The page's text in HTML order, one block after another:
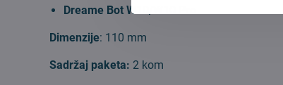
Dreame Bot W10/W10 Pro
Dimenzije: 110 mm
Sadržaj paketa: 2 kom